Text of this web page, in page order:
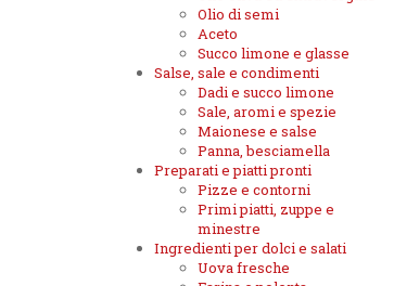
Olio di semi
Aceto
Succo limone e glasse
Salse, sale e condimenti
Dadi e succo limone
Sale, aromi e spezie
Maionese e salse
Panna, besciamella
Preparati e piatti pronti
Pizze e contorni
Primi piatti, zuppe e
minestre
Ingredienti per dolci e salati
Uova fresche